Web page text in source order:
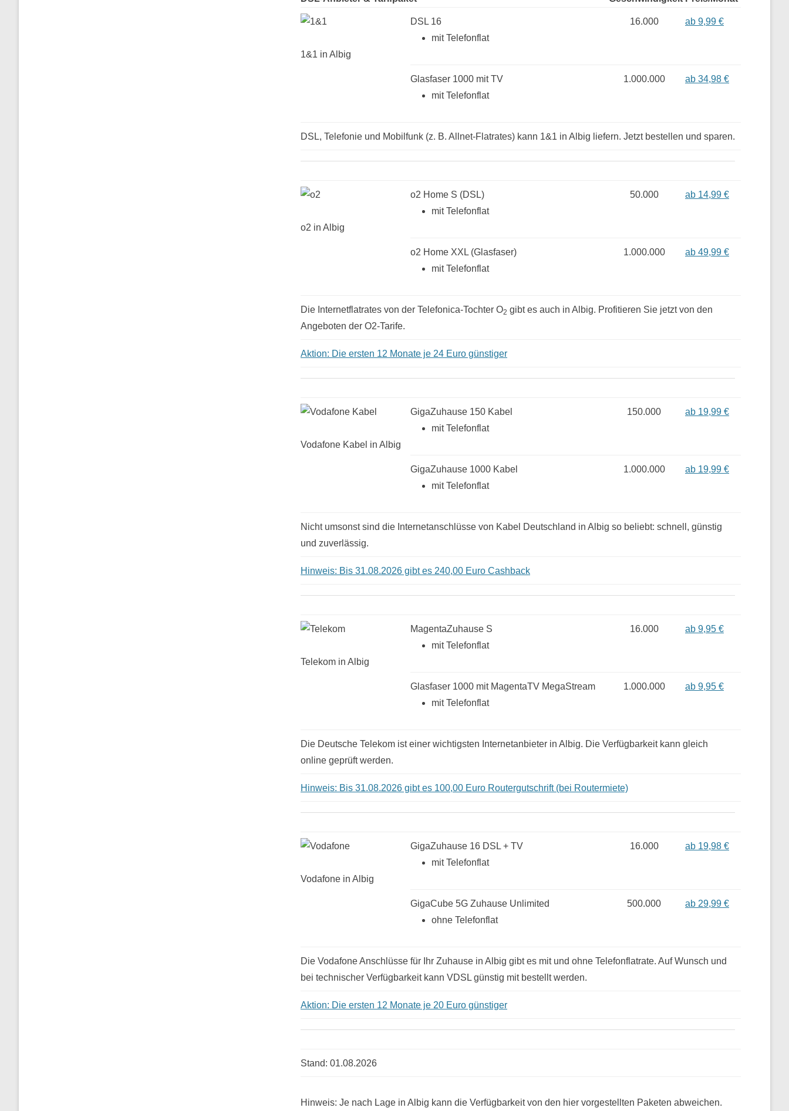
1&1 in Albig
DSL 16
mit Telefonflat
16.000 ab 9,99 €
Glasfaser 1000 mit TV
mit Telefonflat
1.000.000 ab 34,98 €
DSL, Telefonie und Mobilfunk (z. B. Allnet-Flatrates) kann 1&1 in Albig liefern. Jetzt bestellen und sparen.
o2 in Albig
o2 Home S (DSL)
mit Telefonflat
50.000 ab 14,99 €
o2 Home XXL (Glasfaser)
mit Telefonflat
1.000.000 ab 49,99 €
Die Internetflatrates von der Telefonica-Tochter O2 gibt es auch in Albig. Profitieren Sie jetzt von den
Angeboten der O2-Tarife.
Aktion: Die ersten 12 Monate je 24 Euro günstiger
Vodafone Kabel in Albig
GigaZuhause 150 Kabel
mit Telefonflat
150.000 ab 19,99 €
GigaZuhause 1000 Kabel
mit Telefonflat
1.000.000 ab 19,99 €
Nicht umsonst sind die Internetanschlüsse von Kabel Deutschland in Albig so beliebt: schnell, günstig
und zuverlässig.
Hinweis: Bis 31.08.2026 gibt es 240,00 Euro Cashback
Telekom in Albig
MagentaZuhause S
mit Telefonflat
16.000 ab 9,95 €
Glasfaser 1000 mit MagentaTV MegaStream
mit Telefonflat
1.000.000 ab 9,95 €
Die Deutsche Telekom ist einer wichtigsten Internetanbieter in Albig. Die Verfügbarkeit kann gleich
online geprüft werden.
Hinweis: Bis 31.08.2026 gibt es 100,00 Euro Routergutschrift (bei Routermiete)
Vodafone in Albig
GigaZuhause 16 DSL + TV
mit Telefonflat
16.000 ab 19,98 €
GigaCube 5G Zuhause Unlimited
ohne Telefonflat
500.000 ab 29,99 €
Die Vodafone Anschlüsse für Ihr Zuhause in Albig gibt es mit und ohne Telefonflatrate. Auf Wunsch und
bei technischer Verfügbarkeit kann VDSL günstig mit bestellt werden.
Aktion: Die ersten 12 Monate je 20 Euro günstiger
Stand: 01.08.2026
Hinweis: Je nach Lage in Albig kann die Verfügbarkeit von den hier vorgestellten Paketen abweichen.